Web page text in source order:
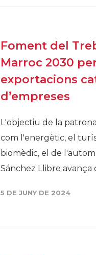
Foment del
Marroc 2030
exportacions
d’empreses
L'objectiu de la
com l'energètic, el
biomèdic, el de
Sánchez Llibre avança
5 DE JUNY DE 2024